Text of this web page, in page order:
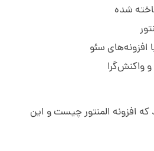
شده
افزونه‌های سئو
واکنش‌گرا
که افزونه المنتور چیست و این